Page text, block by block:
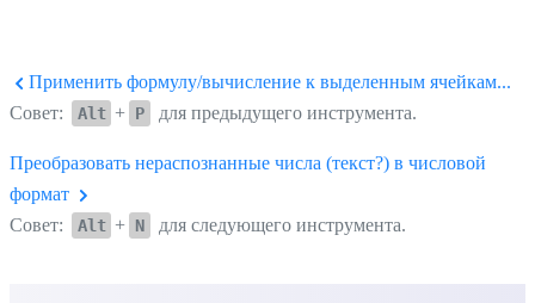
Применить формулу/вычисление к выделенным ячейкам...
Совет:
Alt + P для предыдущего инструмента.
Преобразовать нераспознанные числа (текст?) в числовой
формат
Совет:
Alt + N для следующего инструмента.